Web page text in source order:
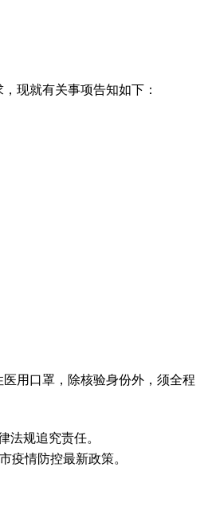
现就有关事项告知如下：
用口罩，除核验身份外，须全程
法规追究责任。
疫情防控最新政策。